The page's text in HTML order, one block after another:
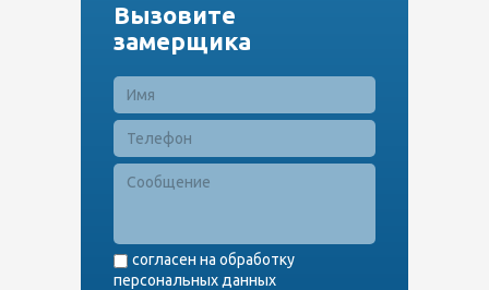
Вызовите
замерщика
согласен на обработку
персональных данных